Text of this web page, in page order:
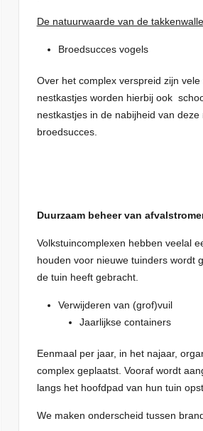
De natuurwaarde van de
Broedsucces vogels
Over het complex verspreid zijn
nestkastjes worden hierbij ook
nestkastjes in de nabijheid van
broedsucces.
Duurzaam beheer van
Volkstuincomplexen hebben veelal
houden voor nieuwe tuinders wordt
de tuin heeft gebracht.
Verwijderen van (grof)vuil
Jaarlijkse containers
Eenmaal per jaar, in het najaar,
complex geplaatst. Vooraf wordt
langs het hoofdpad van hun tuin
We maken onderscheid tussen